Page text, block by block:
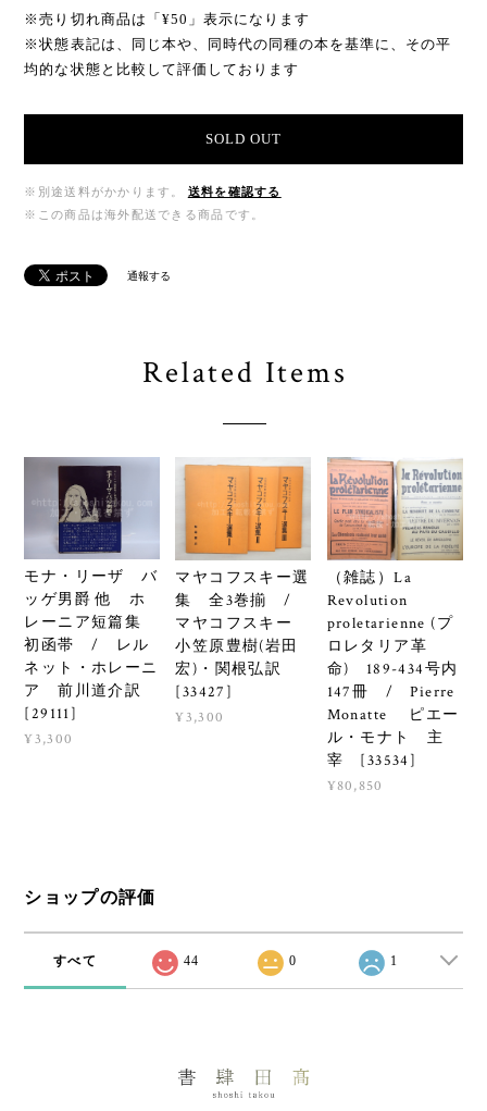
※売り切れ商品は「¥50」表示になります
※状態表記は、同じ本や、同時代の同種の本を基準に、その平
均的な状態と比較して評価しております
SOLD OUT
※別途送料がかかります。
送料を確認する
※この商品は海外配送できる商品です。
通報する
Related Items
モナ・リーザ バ
ッゲ男爵 他 ホ
レーニア短篇集
初函帯 / レル
ネット・ホレーニ
ア 前川道介訳
[29111]
¥3,300
マヤコフスキー選
集 全3巻揃 /
マヤコフスキー
小笠原豊樹(岩田
宏)・関根弘訳
[33427]
¥3,300
（雑誌）La
Revolution
proletarienne (プ
ロレタリア革
命) 189-434号内
147冊 / Pierre
Monatte ピエー
ル・モナト 主
宰 [33534]
¥80,850
ショップの評価
すべて 44 0 1